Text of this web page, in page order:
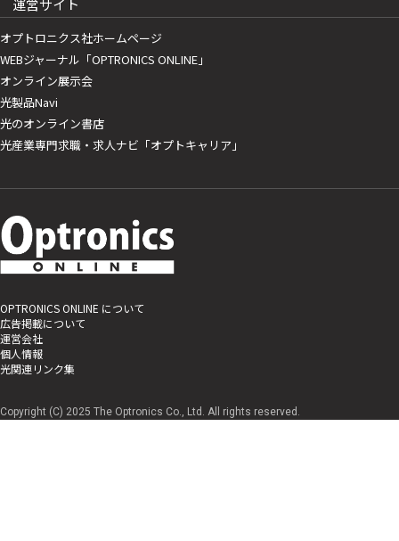
運営サイト
オプトロニクス社ホームページ
WEBジャーナル「OPTRONICS ONLINE」
オンライン展示会
光製品Navi
光のオンライン書店
光産業専門求職・求人ナビ「オプトキャリア」
OPTRONICS ONLINE について
広告掲載について
運営会社
個人情報
光関連リンク集
Copyright (C) 2025 The Optronics Co., Ltd. All rights reserved.